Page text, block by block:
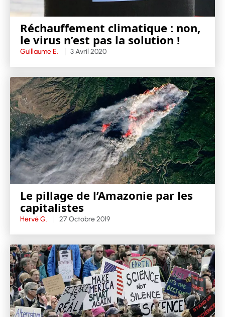
Réchauffement climatique : non,
le virus n’est pas la solution !
Guillaume E. 3 Avril 2020
Le pillage de l’Amazonie par les
capitalistes
Hervé G. 27 Octobre 2019